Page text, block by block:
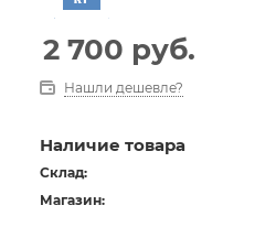
2 700 руб.
Нашли дешевле?
Наличие товара
Склад:
Магазин: